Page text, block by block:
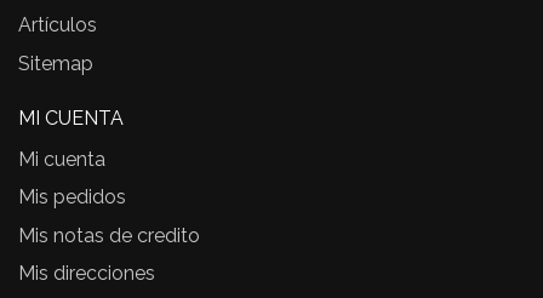
Artículos
Sitemap
MI CUENTA
Mi cuenta
Mis pedidos
Mis notas de credito
Mis direcciones